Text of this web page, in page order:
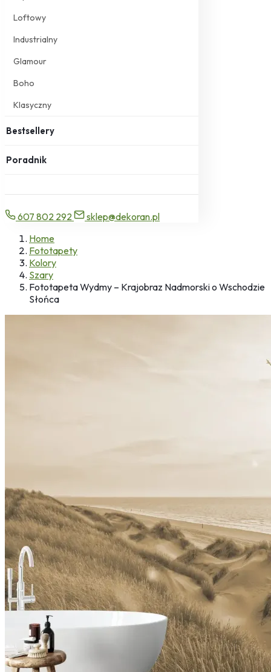
Loftowy
Industrialny
Glamour
Boho
Klasyczny
Bestsellery
Poradnik
607 802 292
sklep@dekoran.pl
Home
Fototapety
Kolory
Szary
Fototapeta Wydmy – Krajobraz Nadmorski o Wschodzie
Słońca